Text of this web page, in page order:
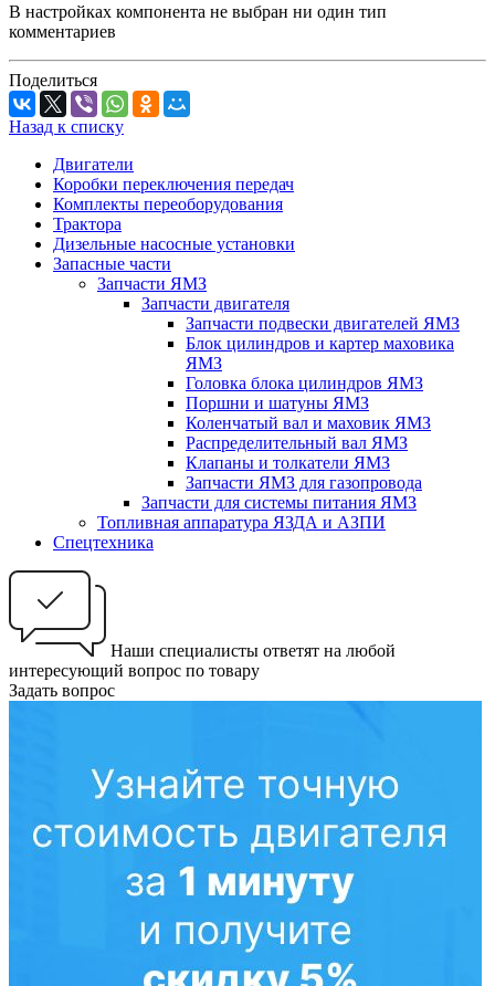
В настройках компонента не выбран ни один тип
комментариев
Поделиться
Назад к списку
Двигатели
Коробки переключения передач
Комплекты переоборудования
Трактора
Дизельные насосные установки
Запасные части
Запчасти ЯМЗ
Запчасти двигателя
Запчасти подвески двигателей ЯМЗ
Блок цилиндров и картер маховика
ЯМЗ
Головка блока цилиндров ЯМЗ
Поршни и шатуны ЯМЗ
Коленчатый вал и маховик ЯМЗ
Распределительный вал ЯМЗ
Клапаны и толкатели ЯМЗ
Запчасти ЯМЗ для газопровода
Запчасти для системы питания ЯМЗ
Топливная аппаратура ЯЗДА и АЗПИ
Спецтехника
Наши специалисты ответят на любой
интересующий вопрос по товару
Задать вопрос